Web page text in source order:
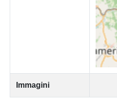
Immagini